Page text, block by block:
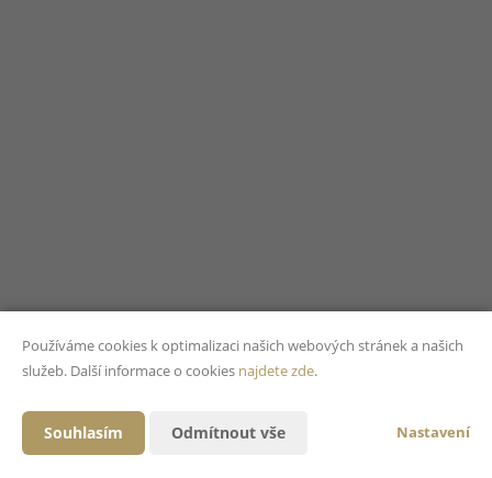
Používáme cookies k optimalizaci našich webových stránek a našich
služeb. Další informace o cookies najdete zde.
Souhlasím Odmítnout vše Nastavení